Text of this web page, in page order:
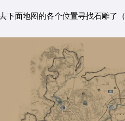
下面地图的各个位置寻找石雕了（